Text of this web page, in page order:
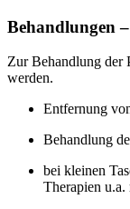
Behandlungen
Zur Behandlung der
werden.
Entfernung
Behandlung
bei kleinen
Therapien